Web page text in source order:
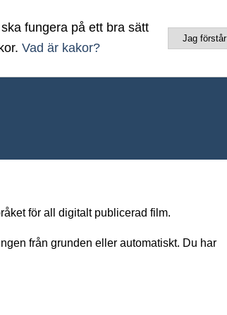
fungera på ett bra sätt
Vad är kakor?
Jag förstår
för all digitalt publicerad film.
från grunden eller automatiskt. Du har